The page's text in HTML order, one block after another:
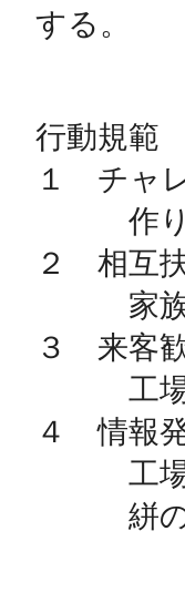
する。
行動規範
１　チャ
作りた
２　相互
家族的
３　来客
工場見
４　情報
工場は
絣の技